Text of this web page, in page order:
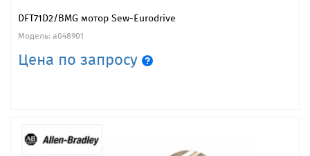
DFT71D2/BMG мотор Sew-Eurodrive
Модель: a048901
Цена по запросу